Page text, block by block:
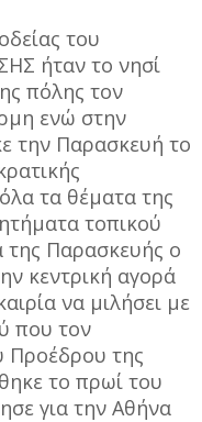
του
ήταν το νησί
πόλης τον
ενώ στην
την Παρασκευή το
τα θέματα της
τοπικού
της Παρασκευής ο
κεντρική αγορά
να μιλήσει με
που τον
Προέδρου της
το πρωί του
για την Αθήνα